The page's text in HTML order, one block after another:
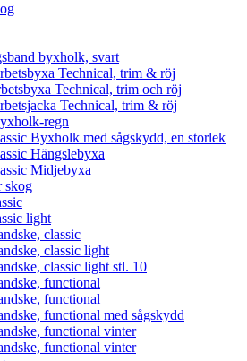
byxholk, svart
Technical, trim & röj
Technical, trim och röj
Technical, trim & röj
regn
Byxholk med sågskydd, en storlek
Hängslebyxa
Midjebyxa
skog
light
classic
classic light
classic light stl. 10
functional
functional
functional med sågskydd
functional vinter
functional vinter